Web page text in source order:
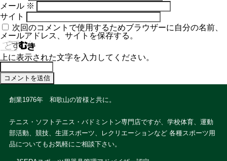
メール ※
サイト
次回のコメントで使用するためブラウザーに自分の名前、
メールアドレス、サイトを保存する。
上に表示された文字を入力してください。
創業1976年 和歌山の皆様と共に。
テニス・ソフトテニス・バドミントン専門店ですが、学校体育、運動
部活動、競技、生涯スポーツ、レクリエーションなど 各種スポーツ用
品についてもお気軽にご相談下さい。